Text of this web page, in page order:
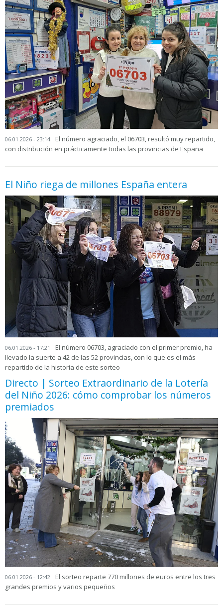
06.01.2026 - 23:14
El número agraciado, el 06703, resultó muy repartido,
con distribución en prácticamente todas las provincias de España
El Niño riega de millones España entera
06.01.2026 - 17:21
El número 06703, agraciado con el primer premio, ha
llevado la suerte a 42 de las 52 provincias, con lo que es el más
repartido de la historia de este sorteo
Directo | Sorteo Extraordinario de la Lotería
del Niño 2026: cómo comprobar los números
premiados
06.01.2026 - 12:42
El sorteo reparte 770 millones de euros entre los tres
grandes premios y varios pequeños